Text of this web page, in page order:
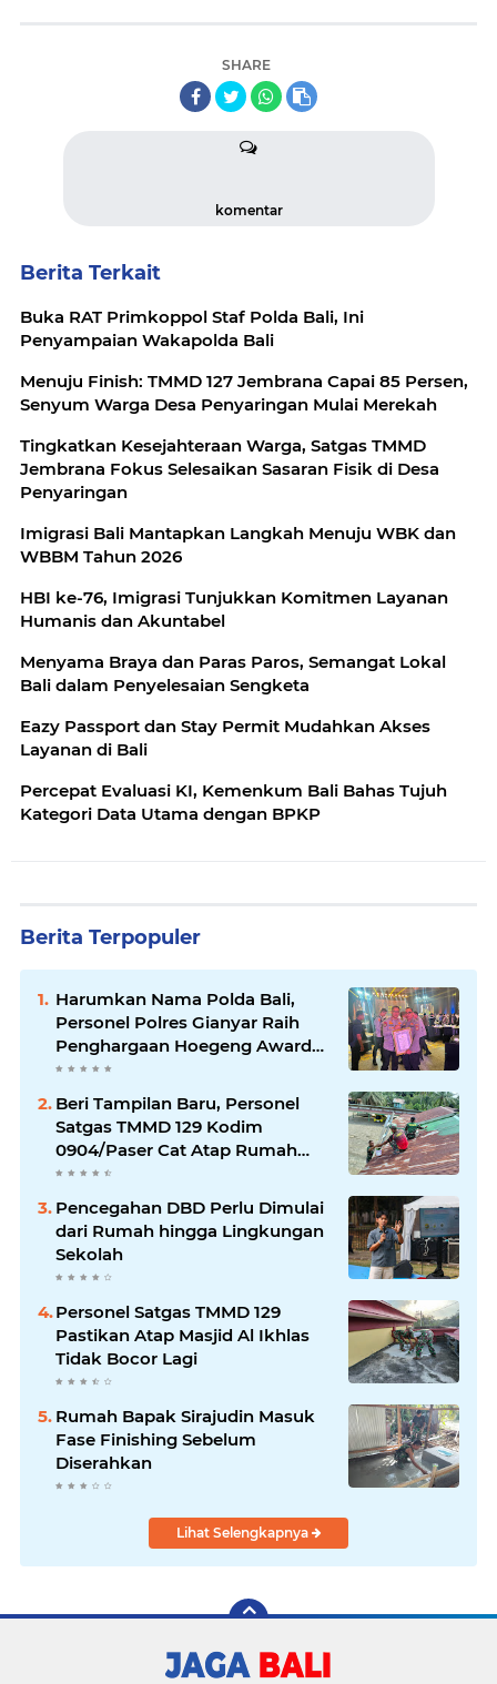
SHARE
komentar
Berita Terkait
Buka RAT Primkoppol Staf Polda Bali, Ini
Penyampaian Wakapolda Bali
Menuju Finish: TMMD 127 Jembrana Capai 85 Persen,
Senyum Warga Desa Penyaringan Mulai Merekah
Tingkatkan Kesejahteraan Warga, Satgas TMMD
Jembrana Fokus Selesaikan Sasaran Fisik di Desa
Penyaringan
Imigrasi Bali Mantapkan Langkah Menuju WBK dan
WBBM Tahun 2026
HBI ke-76, Imigrasi Tunjukkan Komitmen Layanan
Humanis dan Akuntabel
Menyama Braya dan Paras Paros, Semangat Lokal
Bali dalam Penyelesaian Sengketa
Eazy Passport dan Stay Permit Mudahkan Akses
Layanan di Bali
Percepat Evaluasi KI, Kemenkum Bali Bahas Tujuh
Kategori Data Utama dengan BPKP
Berita Terpopuler
Harumkan Nama Polda Bali,
Personel Polres Gianyar Raih
Penghargaan Hoegeng Awards
2026
Beri Tampilan Baru, Personel
Satgas TMMD 129 Kodim
0904/Paser Cat Atap Rumah
Marbot
Pencegahan DBD Perlu Dimulai
dari Rumah hingga Lingkungan
Sekolah
Personel Satgas TMMD 129
Pastikan Atap Masjid Al Ikhlas
Tidak Bocor Lagi
Rumah Bapak Sirajudin Masuk
Fase Finishing Sebelum
Diserahkan
Lihat Selengkapnya